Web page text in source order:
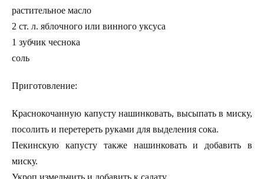
растительное масло
2 ст. л. яблочного или винного уксуса
1 зубчик чеснока
соль
Приготовление:
Краснокочанную капусту нашинковать, высыпать в миску,
посолить и перетереть руками для выделения сока.
Пекинскую капусту также нашинковать и добавить в
миску.